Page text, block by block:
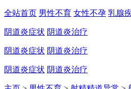
全站首页 男性不育 女性不孕 乳腺
阴道炎症状 阴道炎治疗
阴道炎症状 阴道炎治疗
阴道炎症状 阴道炎治疗